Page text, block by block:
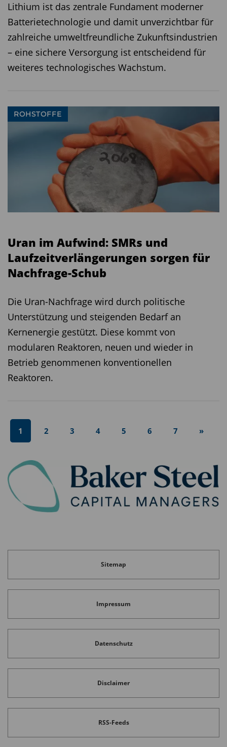
Lithium ist das zentrale Fundament moderner
Batterietechnologie und damit unverzichtbar für
zahlreiche umweltfreundliche Zukunftsindustrien
– eine sichere Versorgung ist entscheidend für
weiteres technologisches Wachstum.
ROHSTOFFE
Uran im Aufwind: SMRs und
Laufzeitverlängerungen sorgen für
Nachfrage-Schub
Die Uran-Nachfrage wird durch politische
Unterstützung und steigenden Bedarf an
Kernenergie gestützt. Diese kommt von
modularen Reaktoren, neuen und wieder in
Betrieb genommenen konventionellen
Reaktoren.
1 2 3 4 5 6 7 »
Sitemap
Impressum
Datenschutz
Disclaimer
RSS-Feeds